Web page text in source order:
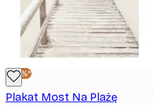
-30%*
Plakat Most Na Plażę